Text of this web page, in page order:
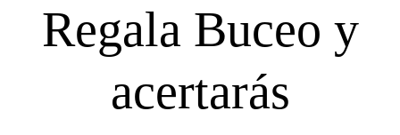
Regala Buceo y
acertarás